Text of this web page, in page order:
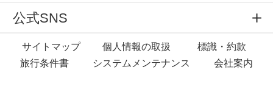
公式SNS
サイトマップ 個人情報の取扱
標識・約款
旅行条件書
システムメンテナンス 会社案内